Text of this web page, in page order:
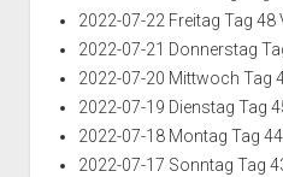
2022-07-22 Freitag Tag 48
2022-07-21 Donnerstag
2022-07-20 Mittwoch Tag
2022-07-19 Dienstag Tag
2022-07-18 Montag Tag
2022-07-17 Sonntag Tag